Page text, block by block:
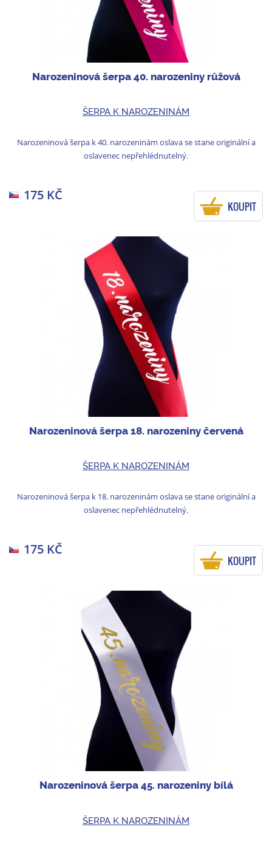
Narozeninová šerpa 40. narozeniny růžová
ŠERPA K NAROZENINÁM
Narozeninová šerpa k 40. narozeninám oslava se stane originální a
oslavenec nepřehlédnutelný.
175 KČ
KOUPIT
Narozeninová šerpa 18. narozeniny červená
ŠERPA K NAROZENINÁM
Narozeninová šerpa k 18. narozeninám oslava se stane originální a
oslavenec nepřehlédnutelný.
175 KČ
KOUPIT
Narozeninová šerpa 45. narozeniny bílá
ŠERPA K NAROZENINÁM